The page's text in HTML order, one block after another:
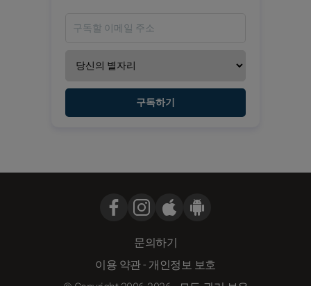
구독하기
문의하기
이용 약관- 개인정보 보호